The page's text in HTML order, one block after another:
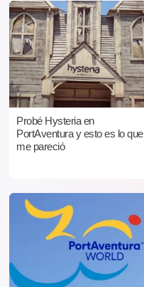
Probé Hysteria en
PortAventura y esto es lo que
me pareció